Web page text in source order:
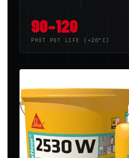
90–120
PHÚT POT LIFE (+20°C)